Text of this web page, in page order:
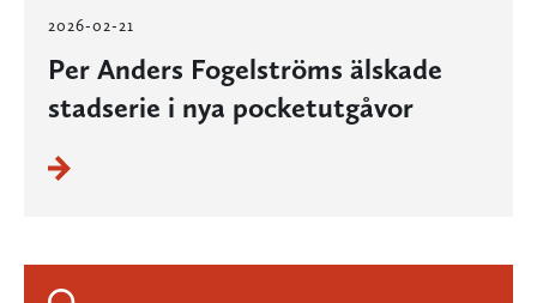
2026-02-21
Per Anders Fogelströms älskade
stadserie i nya pocketutgåvor